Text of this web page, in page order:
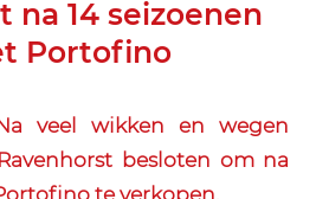
na 14 seizoenen
Portofino
veel wikken en wegen
besloten om na
te verkopen.